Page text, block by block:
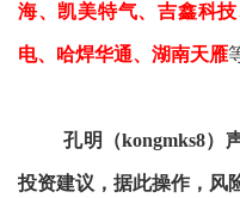
海、凯美特气、吉鑫科
电、哈焊华通、湖南天雁
孔明（kongmks8）
投资建议，据此操作，风